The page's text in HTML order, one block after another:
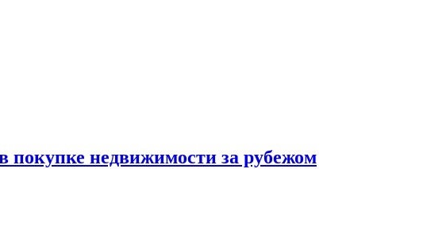
покупке недвижимости за рубежом